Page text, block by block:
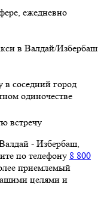
ежедневно
в Валдай/Избербаш
в соседний город
одиночестве
встречу
- Избербаш,
по телефону 8 800
приемлемый
целями и